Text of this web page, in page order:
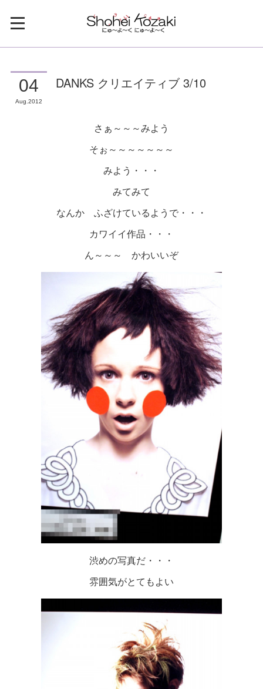
04
Aug 2012
DANKS クリエイティブ 3/10
さぁ～～～みよう
そぉ～～～～～～～
みよう・・・
みてみて
なんか ふざけているようで・・・
カワイイ作品・・・
ん～～～ かわいいぞ
渋めの写真だ・・・
雰囲気がとてもよい